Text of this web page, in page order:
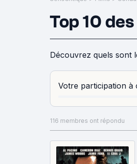
Top 10
Découvrez quels sont
Votre participation à
116 membres ont répondu